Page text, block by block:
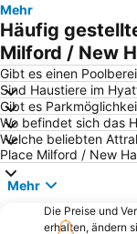
Mehr
Häufig
Milford / New
Gibt es einen
Sind Haustiere im
Gibt es
Wo befindet sich das
Welche beliebten
Place Milford / New
Mehr
Die Preise und
erhalten, ändern